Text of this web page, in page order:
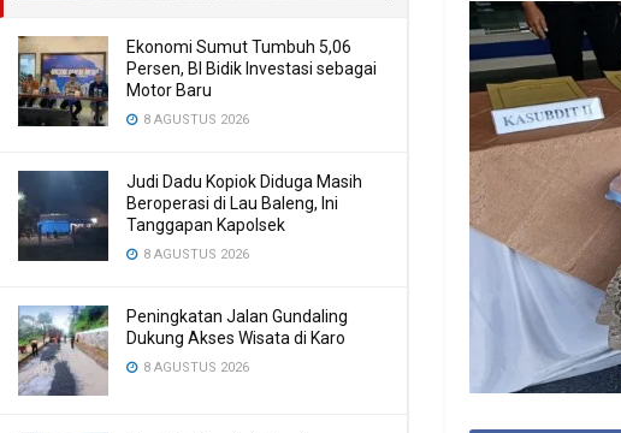
Ekonomi Sumut Tumbuh 5,06
Persen, BI Bidik Investasi sebagai
Motor Baru
8 AGUSTUS 2026
Judi Dadu Kopiok Diduga Masih
Beroperasi di Lau Baleng, Ini
Tanggapan Kapolsek
8 AGUSTUS 2026
Peningkatan Jalan Gundaling
Dukung Akses Wisata di Karo
8 AGUSTUS 2026